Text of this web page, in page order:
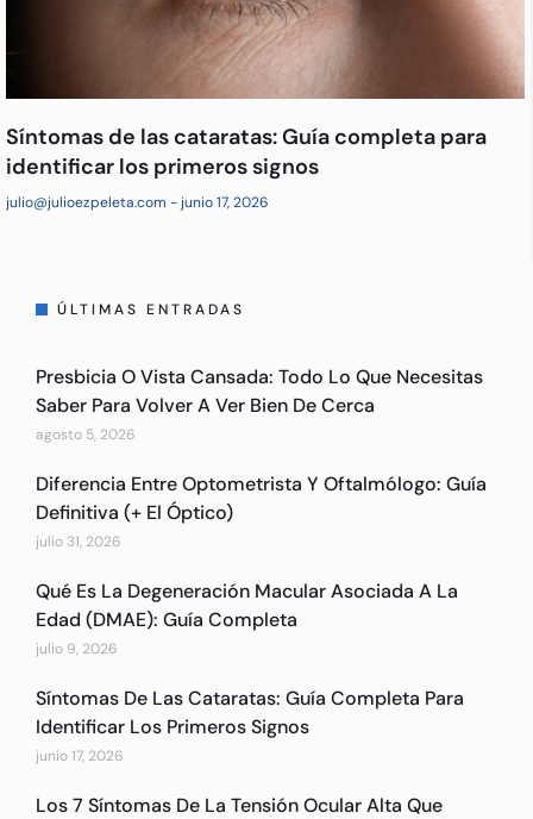
Síntomas de las cataratas: Guía completa para
identificar los primeros signos
julio@julioezpeleta.com junio 17, 2026
ÚLTIMAS ENTRADAS
Presbicia O Vista Cansada: Todo Lo Que Necesitas
Saber Para Volver A Ver Bien De Cerca
agosto 5, 2026
Diferencia Entre Optometrista Y Oftalmólogo: Guía
Definitiva (+ El Óptico)
julio 31, 2026
Qué Es La Degeneración Macular Asociada A La
Edad (DMAE): Guía Completa
julio 9, 2026
Síntomas De Las Cataratas: Guía Completa Para
Identificar Los Primeros Signos
junio 17, 2026
Los 7 Síntomas De La Tensión Ocular Alta Que